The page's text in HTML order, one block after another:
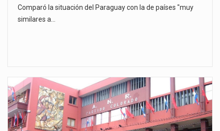
Comparó la situación del Paraguay con la de países "muy
similares a…